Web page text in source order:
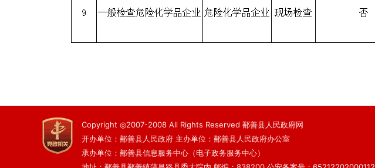
Copyright ◎2007-2008 All Rights Reserved 鄯善县人民政府网
开办单位：鄯善县人民政府 主办单位：鄯善县人民政府办公室
承办单位：鄯善县信息服务中心（电子政务服务中心）